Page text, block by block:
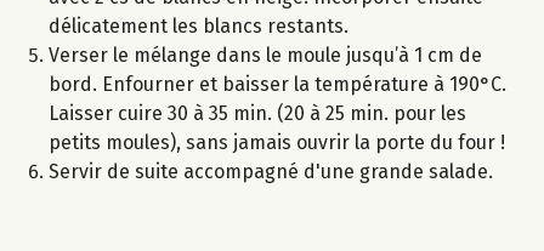
délicatement les blancs restants.
Verser le mélange dans le moule jusqu’à 1 cm de
bord. Enfourner et baisser la température à 190°C.
Laisser cuire 30 à 35 min. (20 à 25 min. pour les
petits moules), sans jamais ouvrir la porte du four !
Servir de suite accompagné d'une grande salade.